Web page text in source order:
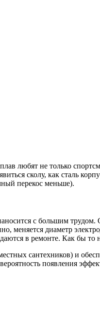
любят не только
сколу, как сталь
перекос меньше).
с большим
меняется диаметр
в ремонте. Как бы то
сантехников) и
появления